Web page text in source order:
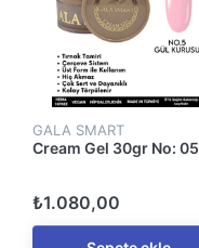
GALA SMART
Cream Gel 30gr No: 05
₺1.080,00